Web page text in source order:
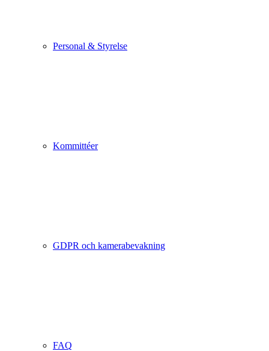
Personal & Styrelse
Kommittéer
GDPR och kamerabevakning
FAQ